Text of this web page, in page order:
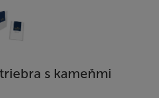
s kameňmi